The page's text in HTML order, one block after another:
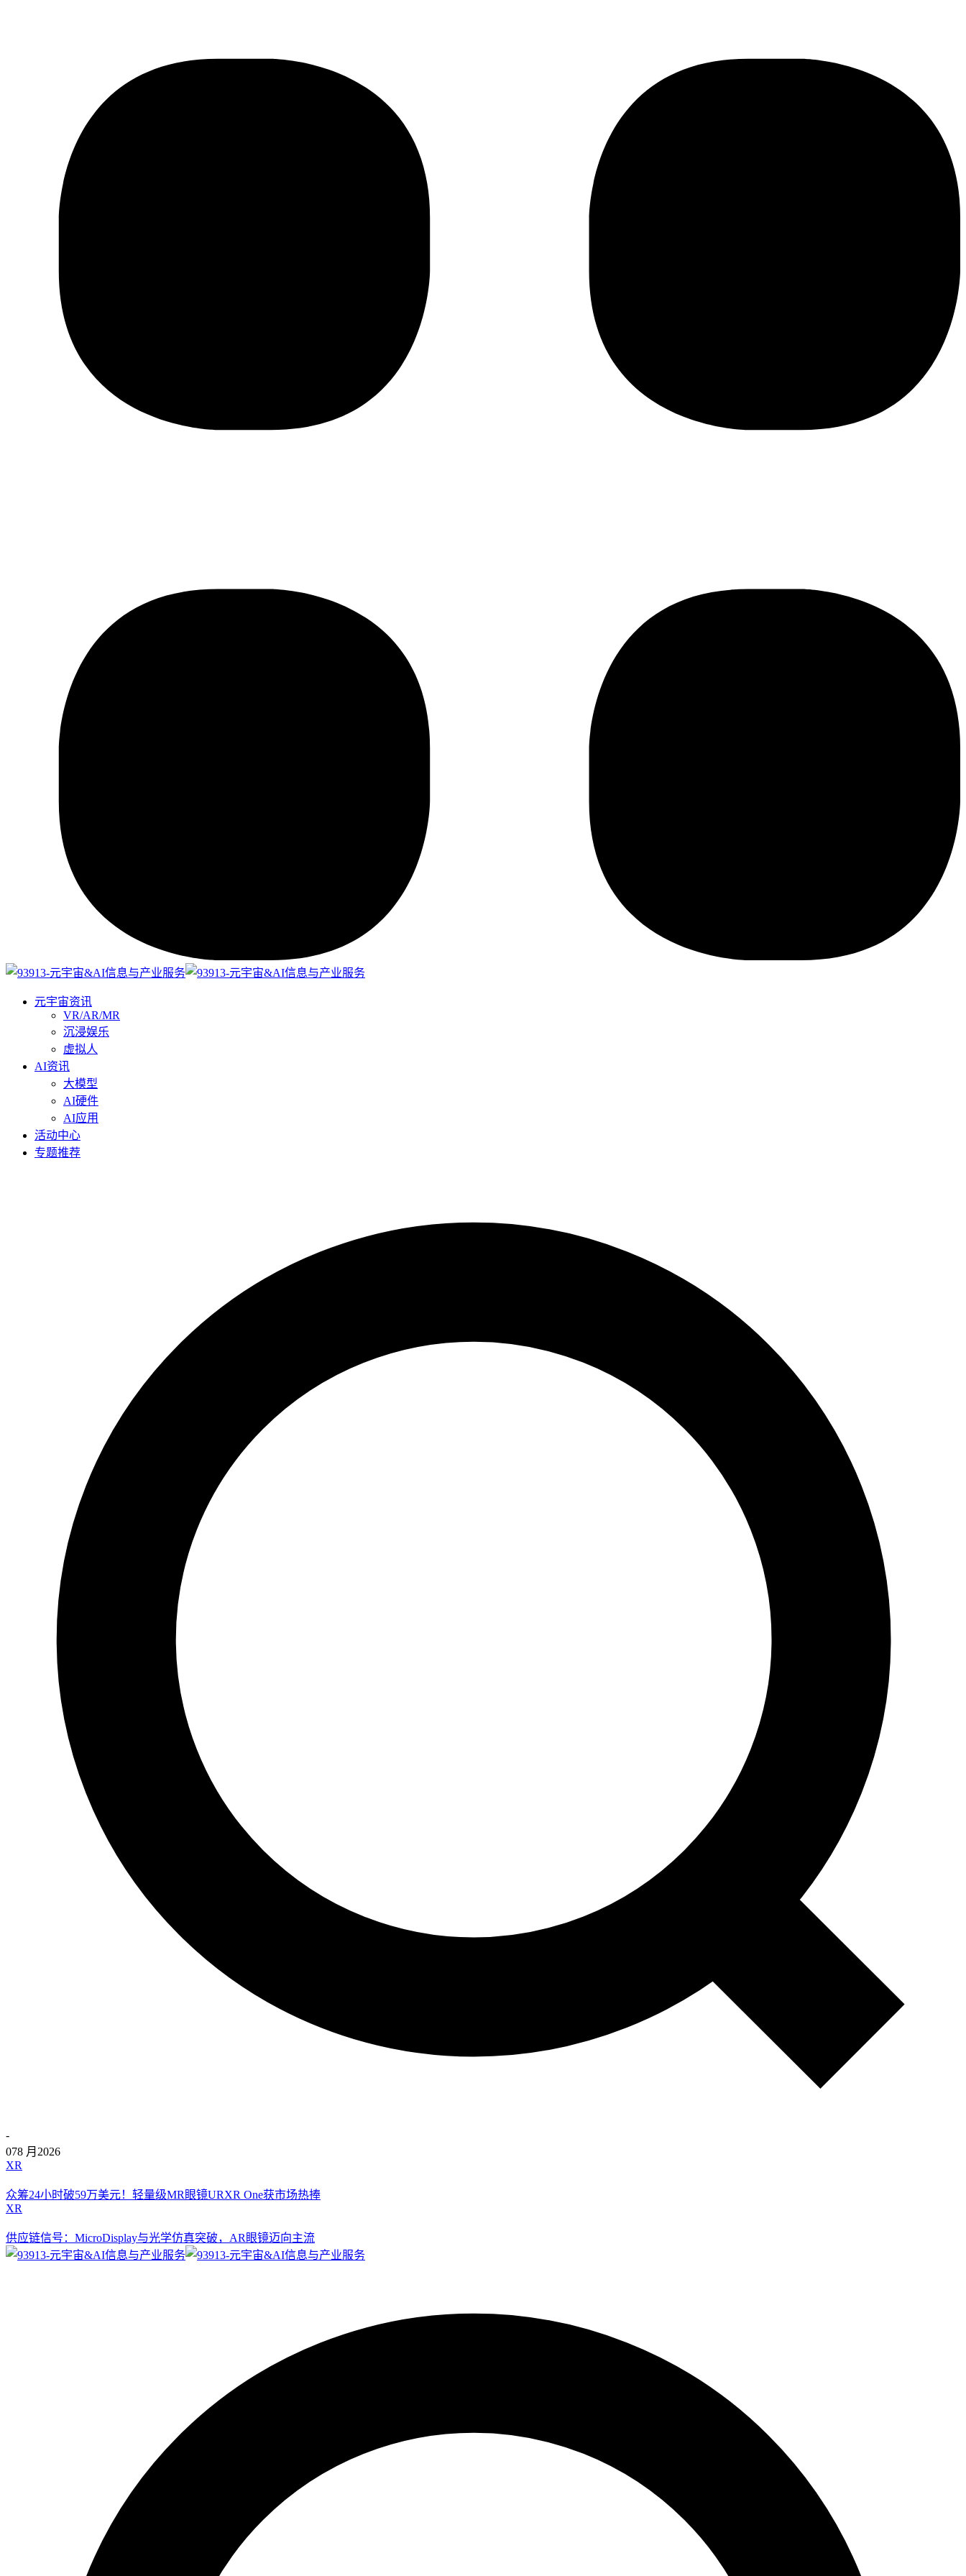
元宇宙资讯
VR/AR/MR
沉浸娱乐
虚拟人
AI资讯
大模型
AI硬件
AI应用
活动中心
专题推荐
-
078 月 2026
XR
众筹24小时破59万美元！轻量级MR眼镜URXR One获市场热捧
XR
供应链信号：MicroDisplay与光学仿真突破，AR眼镜迈向主流